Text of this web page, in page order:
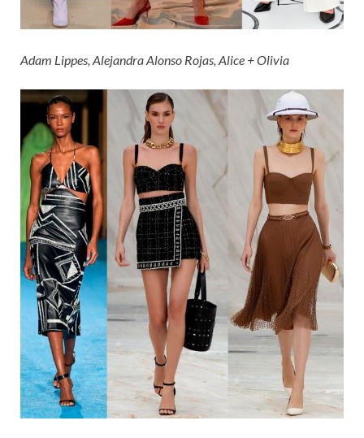
Adam Lippes, Alejandra Alonso Rojas, Alice + Olivia